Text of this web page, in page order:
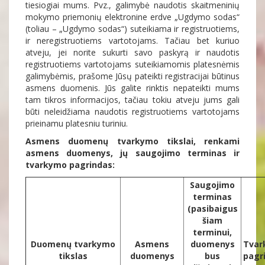
tiesiogiai mums. Pvz., galimybė naudotis skaitmeninių
mokymo priemonių elektronine erdve „Ugdymo sodas“
(toliau – „Ugdymo sodas“) suteikiama ir registruotiems,
ir neregistruotiems vartotojams. Tačiau bet kuriuo
atveju, jei norite sukurti savo paskyrą ir naudotis
registruotiems vartotojams suteikiamomis platesnėmis
galimybėmis, prašome Jūsų pateikti registracijai būtinus
asmens duomenis. Jūs galite rinktis nepateikti mums
tam tikros informacijos, tačiau tokiu atveju jums gali
būti neleidžiama naudotis registruotiems vartotojams
prieinamu platesniu turiniu.
Asmens duomenų tvarkymo tikslai, renkami
asmens duomenys, jų saugojimo terminas ir
tvarkymo pagrindas:
Duomenų tvarkymo
tikslas
Asmens
duomenys
Saugojimo
terminas
(pasibaigus
šiam
terminui,
duomenys
bus